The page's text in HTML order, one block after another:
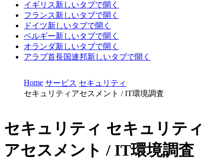
イギリス新しいタブで開く
フランス新しいタブで開く
ドイツ新しいタブで開く
ベルギー新しいタブで開く
オランダ新しいタブで開く
アラブ首長国連邦新しいタブで開く
Home サービス セキュリティ
セキュリティアセスメント / IT環境調査
セキュリティ セキュリティ
アセスメント / IT環境調査